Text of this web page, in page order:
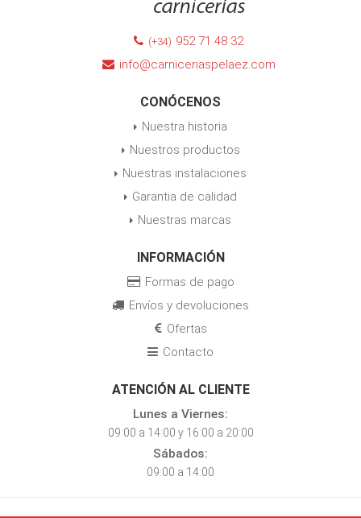
(+34) 952 71 48 32
info@carniceriaspelaez.com
CONÓCENOS
Nuestra historia
Nuestros productos
Nuestras instalaciones
Garantia de calidad
Nuestras marcas
INFORMACIÓN
Formas de pago
Envíos y devoluciones
Ofertas
Contacto
ATENCIÓN AL CLIENTE
Lunes a Viernes:
09:00 a 14:00 y 16:00 a 20:00
Sábados:
09:00 a 14:00